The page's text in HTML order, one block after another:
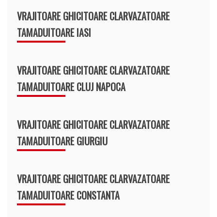
VRAJITOARE GHICITOARE CLARVAZATOARE
TAMADUITOARE IASI
VRAJITOARE GHICITOARE CLARVAZATOARE
TAMADUITOARE CLUJ NAPOCA
VRAJITOARE GHICITOARE CLARVAZATOARE
TAMADUITOARE GIURGIU
VRAJITOARE GHICITOARE CLARVAZATOARE
TAMADUITOARE CONSTANTA